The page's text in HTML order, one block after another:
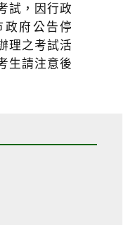
試，因行政
政府公告停
理之考試活
生請注意後